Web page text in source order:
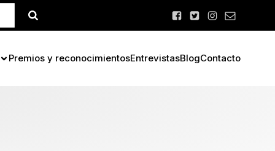
Premios y reconocimientosEntrevistasBlogContacto